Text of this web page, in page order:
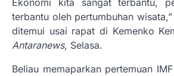
terbantu oleh pertumbuhan
ditemui usai rapat di Kemenko
Antaranews, Selasa.
Beliau memaparkan pertemuan